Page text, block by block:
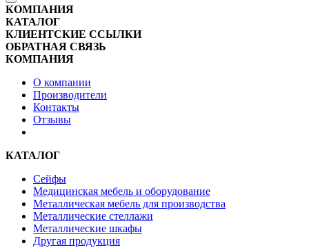
КОМПАНИЯ
КАТАЛОГ
КЛИЕНТСКИЕ ССЫЛКИ
ОБРАТНАЯ СВЯЗЬ
КОМПАНИЯ
О компании
Производители
Контакты
Отзывы
КАТАЛОГ
Сейфы
Медицинская мебель и оборудование
Металлическая мебель для производства
Металлические стеллажи
Металлические шкафы
Другая продукция